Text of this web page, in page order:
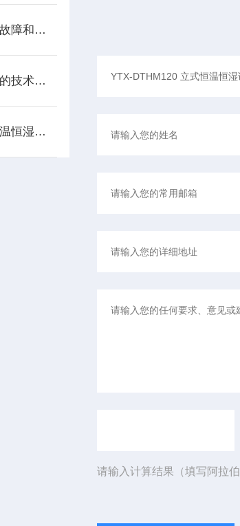
恒温恒湿试验箱常见的故障和处理方法
桌上型恒温恒湿试验箱的技术特点及适用范围
如何正确调节可程式恒温恒湿试验箱的温湿度？
请输入计算结果（填写阿拉